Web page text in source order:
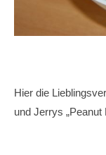
Hier die
und Jerrys „Peanut